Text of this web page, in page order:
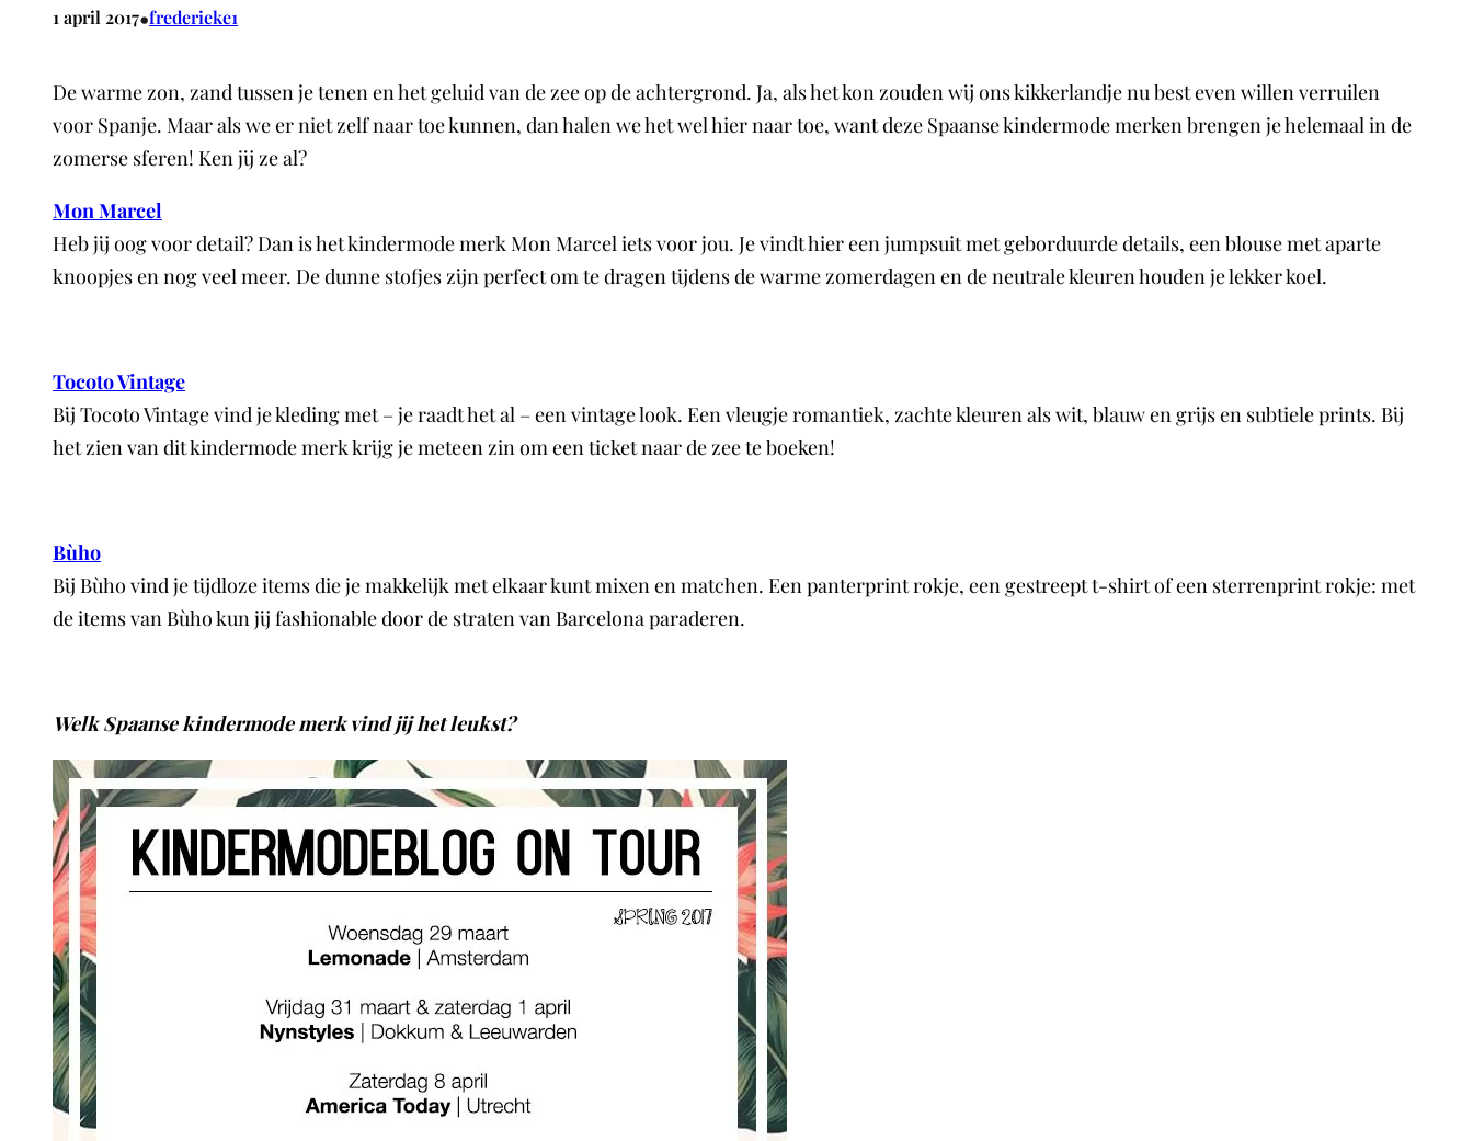
1 april 2017•frederieke1
De warme zon, zand tussen je tenen en het geluid van de zee op de achtergrond. Ja, als het kon zouden wij ons kikkerlandje nu best even willen verruilen
voor Spanje. Maar als we er niet zelf naar toe kunnen, dan halen we het wel hier naar toe, want deze Spaanse kindermode merken brengen je helemaal in de
zomerse sferen! Ken jij ze al?
Mon Marcel
Heb jij oog voor detail? Dan is het kindermode merk Mon Marcel iets voor jou. Je vindt hier een jumpsuit met geborduurde details, een blouse met aparte
knoopjes en nog veel meer. De dunne stofjes zijn perfect om te dragen tijdens de warme zomerdagen en de neutrale kleuren houden je lekker koel.
Tocoto Vintage
Bij Tocoto Vintage vind je kleding met – je raadt het al – een vintage look. Een vleugje romantiek, zachte kleuren als wit, blauw en grijs en subtiele prints. Bij
het zien van dit kindermode merk krijg je meteen zin om een ticket naar de zee te boeken!
Bùho
Bij Bùho vind je tijdloze items die je makkelijk met elkaar kunt mixen en matchen. Een panterprint rokje, een gestreept t-shirt of een sterrenprint rokje: met
de items van Bùho kun jij fashionable door de straten van Barcelona paraderen.
Welk Spaanse kindermode merk vind jij het leukst?